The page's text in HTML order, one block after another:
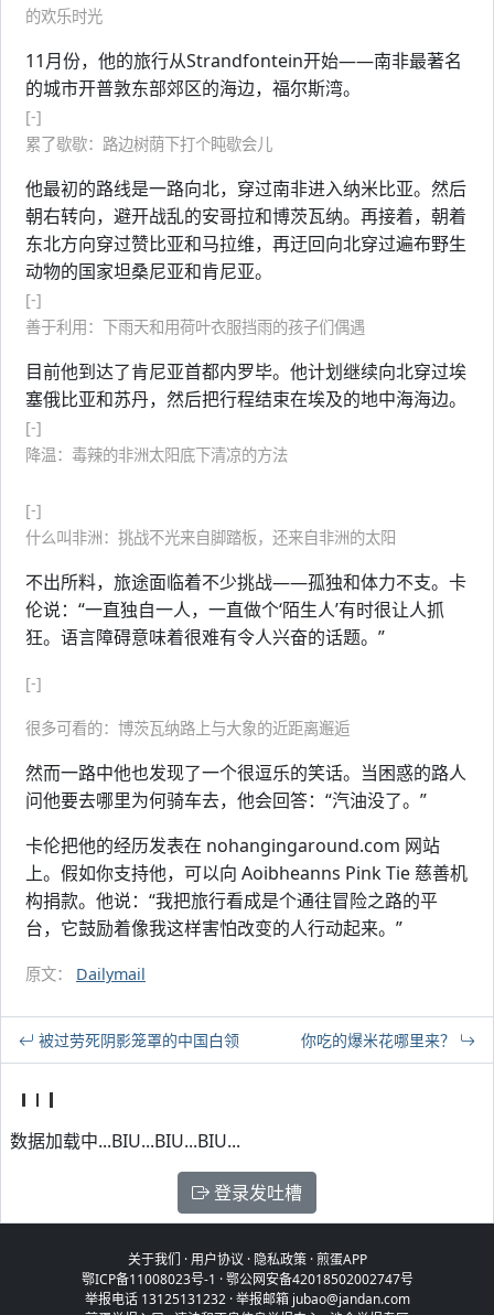
的欢乐时光
11月份，他的旅行从Strandfontein开始——南非最著名
的城市开普敦东部郊区的海边，福尔斯湾。
[-]
累了歇歇：路边树荫下打个盹歇会儿
他最初的路线是一路向北，穿过南非进入纳米比亚。然后
朝右转向，避开战乱的安哥拉和博茨瓦纳。再接着，朝着
东北方向穿过赞比亚和马拉维，再迂回向北穿过遍布野生
动物的国家坦桑尼亚和肯尼亚。
[-]
善于利用：下雨天和用荷叶衣服挡雨的孩子们偶遇
目前他到达了肯尼亚首都内罗毕。他计划继续向北穿过埃
塞俄比亚和苏丹，然后把行程结束在埃及的地中海海边。
[-]
降温：毒辣的非洲太阳底下清凉的方法
[-]
什么叫非洲：挑战不光来自脚踏板，还来自非洲的太阳
不出所料，旅途面临着不少挑战——孤独和体力不支。卡
伦说：“一直独自一人，一直做个‘陌生人’有时很让人抓
狂。语言障碍意味着很难有令人兴奋的话题。”
[-]
很多可看的：博茨瓦纳路上与大象的近距离邂逅
然而一路中他也发现了一个很逗乐的笑话。当困惑的路人
问他要去哪里为何骑车去，他会回答：“汽油没了。”
卡伦把他的经历发表在 nohangingaround.com 网站
上。假如你支持他，可以向 Aoibheanns Pink Tie 慈善机
构捐款。他说：“我把旅行看成是个通往冒险之路的平
台，它鼓励着像我这样害怕改变的人行动起来。”
原文： Dailymail
被过劳死阴影笼罩的中国白领 你吃的爆米花哪里来？
数据加载中...BIU...BIU...BIU...
登录发吐槽
关于我们 ·用户协议 · 隐私政策·煎蛋APP
鄂ICP备11008023号-1 ·鄂公网安备42018502002747号
举报电话 13125131232 · 举报邮箱 jubao@jandan.com